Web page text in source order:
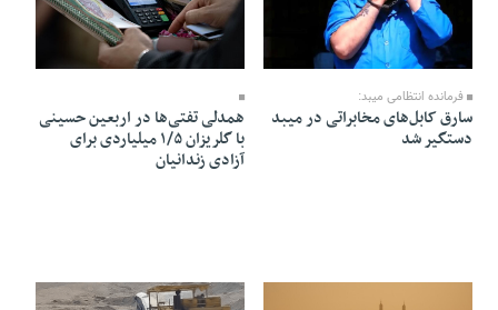
13 Mordad 1405 - 14:35
فرمانده انتظامی میبد:
سارق کابل‌های مخابراتی در میبد
دستگیر شد
همدلی تفتی‌ها در اربعین حسینی
با گلریزان ۱/۵ میلیاردی برای
آزادی زندانیان